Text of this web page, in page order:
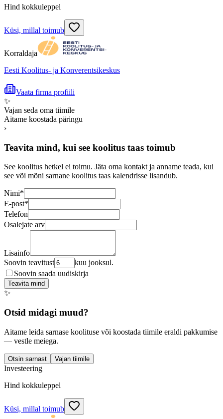
Hind kokkuleppel
Küsi, millal toimub
Korraldaja
Eesti Koolitus- ja Konverentsikeskus
Vaata firma profiili
✨
Vajan seda oma tiimile
Aitame koostada päringu
›
Teavita mind, kui see koolitus taas toimub
See koolitus hetkel ei toimu. Jäta oma kontakt ja anname teada, kui
see või mõni sarnane koolitus taas kalendrisse lisandub.
Nimi*
E-post*
Telefon
Osalejate arv
Lisainfo
Soovin teavitust
kuu jooksul.
Soovin saada uudiskirja
Teavita mind
✨
Otsid midagi muud?
Aitame leida sarnase koolituse või koostada tiimile eraldi pakkumise
— vestle meiega.
Otsin sarnast Vajan tiimile
Investeering
Hind kokkuleppel
Küsi, millal toimub